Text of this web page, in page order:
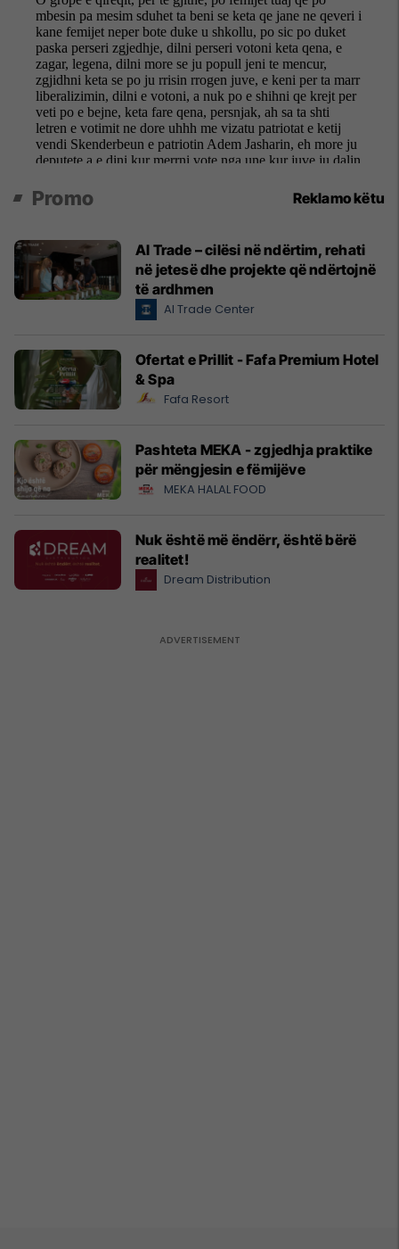
Promo Reklamo këtu
Al Trade – cilësi në ndërtim, rehati
në jetesë dhe projekte që ndërtojnë
të ardhmen
Al Trade Center
Ofertat e Prillit - Fafa Premium Hotel
& Spa
Fafa Resort
Pashteta MEKA - zgjedhja praktike
për mëngjesin e fëmijëve
MEKA HALAL FOOD
Nuk është më ëndërr, është bërë
realitet!
Dream Distribution